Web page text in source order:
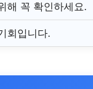
해 꼭 확인하세요.
회입니다.